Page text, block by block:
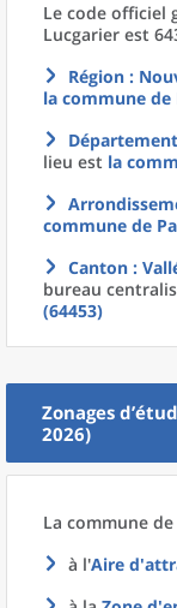
Le code officiel
Lucgarier est
Région :
la commune de
Département
lieu est la
commune de
Canton :
bureau
(64453)
Zonages
2026)
La commune de
à l'Aire